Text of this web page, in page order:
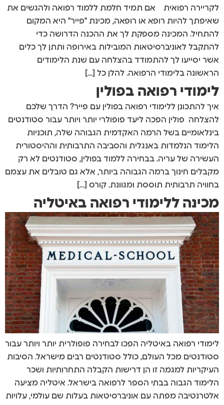
לקריירה רפואית אם תמיד חלמת ללמוד רפואה ולהגשים את
שאיפתך להיות רופא או רופאה, מכינת "פייר" היא המקום
להתחיל. המכינה מספקת לך את ההכנה הדרושה כדי
להתקבל לאוניברסיטאות המובילות באירופה ותתן לך כלים
אשר יסייעו לך להתמודד בהצלחה עם שנת הלימודים
הראשונה בלימודי הרפואה. להלן כל […]
לימודי רפואה בפולין
איך להתכונן ללימודי רפואה בפולין עם פייר? הדרך שלכם
להצלחה פולין הפכה ליעד פופולרי יותר ויותר עבור סטודנטים
בינלאומיים בשל הרמה האקדמית הגבוהה שלה, תוכניות
הלימוד הנלמדות באנגלית והסביבה התרבותית וההיסטורית
העשירה של עריה. בבחירה ללמוד בפולין, סטודנטים לא רק
מקבלים חינוך ברמה הגבוהה ביותר, אלא גם טובלים את עצמם
בחוויה תרבותית תוססת ומגוונת. קורס […]
מכינה ללימודי רפואה באיטליה
לימודי רפואה באיטליה הפכו לבחירה פופולרית יותר ויותר עבור
סטודנטים מכל העולם, כולל סטודנטים רבים מישראל. הסיבות
העיקריות למגמה זו הן דרישות הקבלה התחרותיות ושכר
הלימוד הגבוה בבתי הספר לרפואה בישראל. איטליה מציעה
אלטרנטיבה מפתה עם אוניברסיטאות בעלות שם עולמי, עלויות